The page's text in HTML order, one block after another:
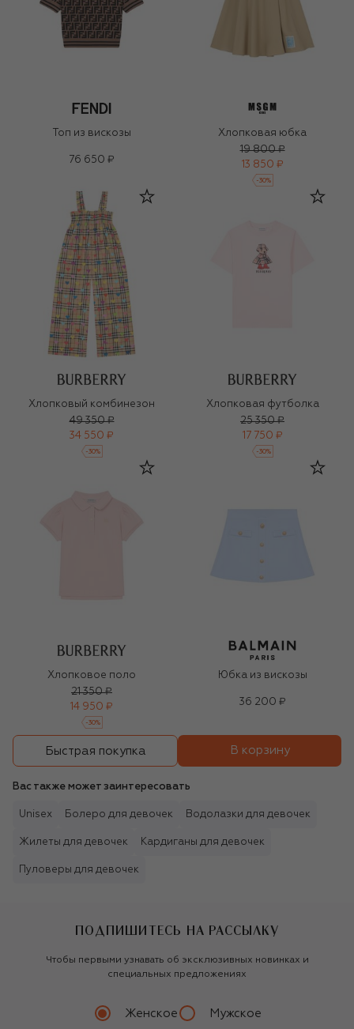
Топ из вискозы
76 650 ₽
Хлопковая юбка
19 800 ₽
13 850 ₽
-30%
Хлопковый комбинезон
49 350 ₽
34 550 ₽
-30%
Хлопковая футболка
25 350 ₽
17 750 ₽
-30%
Хлопковое поло
21 350 ₽
14 950 ₽
-30%
Юбка из вискозы
36 200 ₽
Быстрая покупка В корзину
Вас также может заинтересовать
Unisex Болеро для девочек Водолазки для девочек
Жилеты для девочек Кардиганы для девочек
Пуловеры для девочек
ПОДПИШИТЕСЬ НА РАССЫЛКУ
Чтобы первыми узнавать об эксклюзивных новинках и
специальных предложениях
Женское Мужское